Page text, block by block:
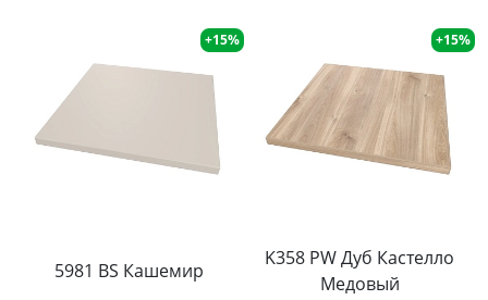
+15%
5981 BS Кашемир
+15%
K358 PW Дуб Кастелло
Медовый